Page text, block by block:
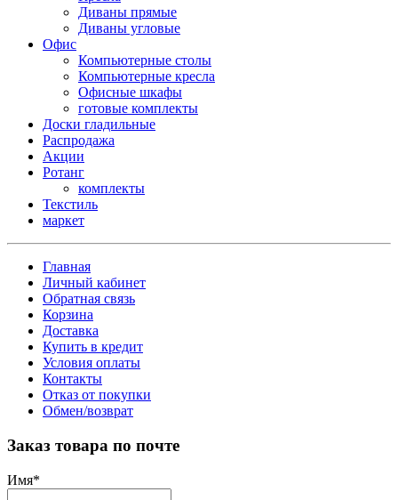
Диваны прямые
Диваны угловые
Офис
Компьютерные столы
Компьютерные кресла
Офисные шкафы
готовые комплекты
Доски гладильные
Распродажа
Акции
Ротанг
комплекты
Текстиль
маркет
Главная
Личный кабинет
Обратная связь
Корзина
Доставка
Купить в кредит
Условия оплаты
Контакты
Отказ от покупки
Обмен/возврат
Заказ товара по почте
Имя*